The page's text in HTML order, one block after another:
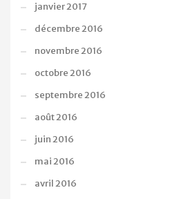
janvier 2017
décembre 2016
novembre 2016
octobre 2016
septembre 2016
août 2016
juin 2016
mai 2016
avril 2016